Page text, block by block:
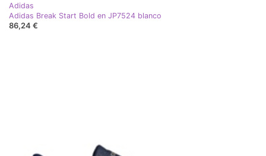
Adidas
Adidas Break Start Bold en JP7524 blanco
86,24 €